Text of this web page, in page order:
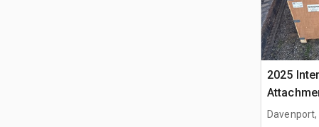
2025
Pile
Davenport,